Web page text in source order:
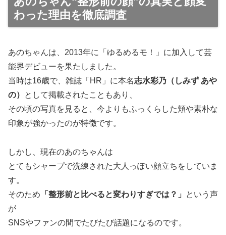
わった理由を徹底調査
あのちゃんは、2013年に「ゆるめるモ！」に加入して芸
能界デビューを果たしました。
当時は16歳で、雑誌「HR」に本名志水彩乃（しみず あや
の）
として掲載されたこともあり、
その頃の写真を見ると、今よりもふっくらした頬や素朴な
印象が強かったのが特徴です。
しかし、現在のあのちゃんは
とてもシャープで洗練された大人っぽい顔立ちをしていま
す。
そのため 「整形前と比べると変わりすぎでは？」
という声
が
SNSやファンの間でたびたび話題になるのです。